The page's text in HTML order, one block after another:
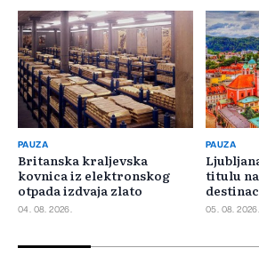
PAUZA
Britanska kraljevska
kovnica iz elektronskog
otpada izdvaja zlato
04. 08. 2026.
PAUZA
titulu
05. 08. 2026.